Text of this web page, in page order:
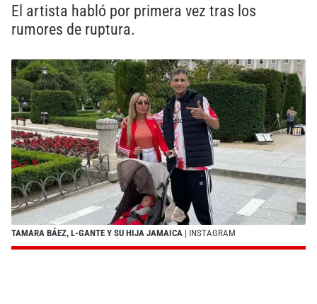
El artista habló por primera vez tras los
rumores de ruptura.
TAMARA BÁEZ, L-GANTE Y SU HIJA JAMAICA | INSTAGRAM